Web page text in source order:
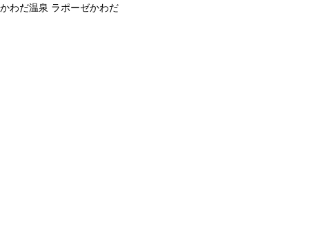
かわだ温泉 ラポーゼかわだ